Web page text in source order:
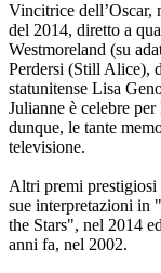
Vincitrice
del 2014, diretto a
Westmoreland (su
Perdersi (Still Alice),
statunitense Lisa
Julianne è celebre
dunque, le tante
televisione.
Altri premi
sue interpretazioni in
the Stars", nel 2014
anni fa, nel 2002.